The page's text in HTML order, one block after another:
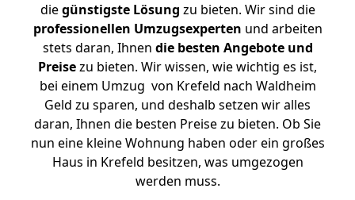
diegünstigste Lösung zu bieten. Wir sind die
professionellen Umzugsexperten und arbeiten
stets daran, Ihnen die besten Angebote und
Preisezu bieten. Wir wissen, wie wichtig es ist,
bei einem Umzug von Krefeld nach Waldheim
Geld zu sparen, und deshalb setzen wir alles
daran, Ihnen die besten Preise zu bieten. Ob Sie
nun eine kleine Wohnung haben oder ein großes
Haus in Krefeld besitzen, was umgezogen
werden muss.